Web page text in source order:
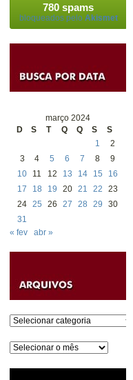
780 spams
bloqueados pelo Akismet
março 2024
D
S T Q Q S
S
1
2
3
4 5 6 7 8
9
10
11 12 13 14 15
16
17
18 19 20 21 22
23
24 25 26 27 28 29
30
31
« fev
abr »
Categorias
Arquivos